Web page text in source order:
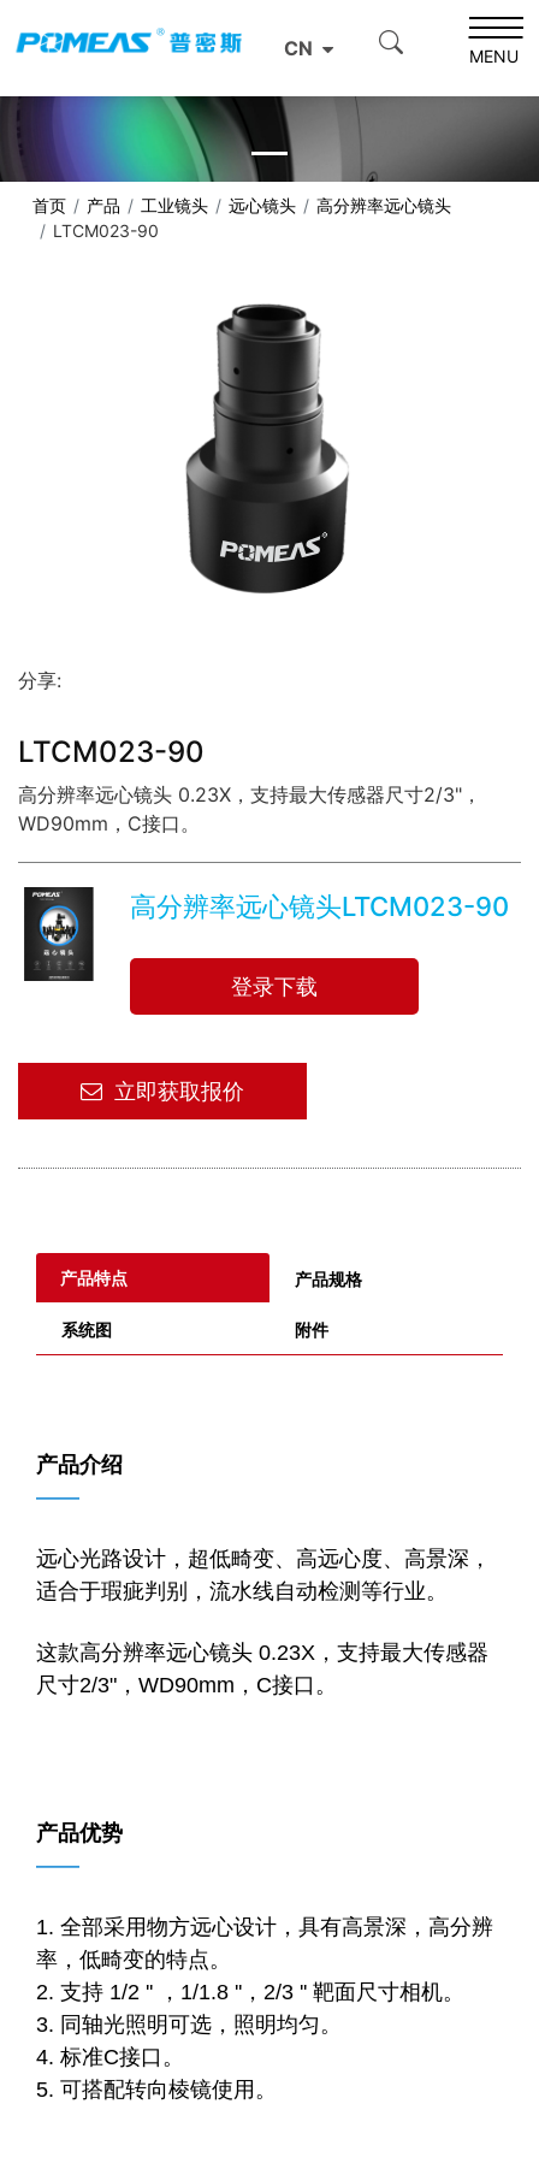
CN MENU
首页 产品 工业镜头 远心镜头
高分辨率远心镜头
LTCM023-90
分享:
LTCM023-90
高分辨率远心镜头 0.23X，支持最大传感器尺寸2/3"，
WD90mm，C接口。
高分辨率远心镜头LTCM023-90
登录下载
立即获取报价
产品特点 产品规格
系统图 附件
产品介绍
——
远心光路设计，超低畸变、高远心度、高景深，
适合于瑕疵判别，流水线自动检测等行业。
这款高分辨率远心镜头 0.23X，支持最大传感器
尺寸2/3"，WD90mm，C接口。
产品优势
——
1. 全部采用物方远心设计，具有高景深，高分辨
率，低畸变的特点。
2. 支持 1/2 '' ，1/1.8 ''，2/3 '' 靶面尺寸相机。
3. 同轴光照明可选，照明均匀。
4. 标准C接口。
5. 可搭配转向棱镜使用。